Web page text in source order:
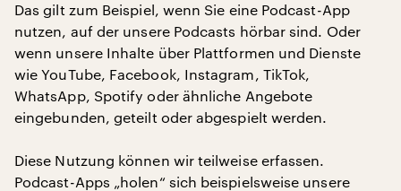
Das gilt zum Beispiel, wenn Sie eine Podcast-App
nutzen, auf der unsere Podcasts hörbar sind. Oder
wenn unsere Inhalte über Plattformen und Dienste
wie YouTube, Facebook, Instagram, TikTok,
WhatsApp, Spotify oder ähnliche Angebote
eingebunden, geteilt oder abgespielt werden.
Diese Nutzung können wir teilweise erfassen.
Podcast-Apps „holen“ sich beispielsweise unsere